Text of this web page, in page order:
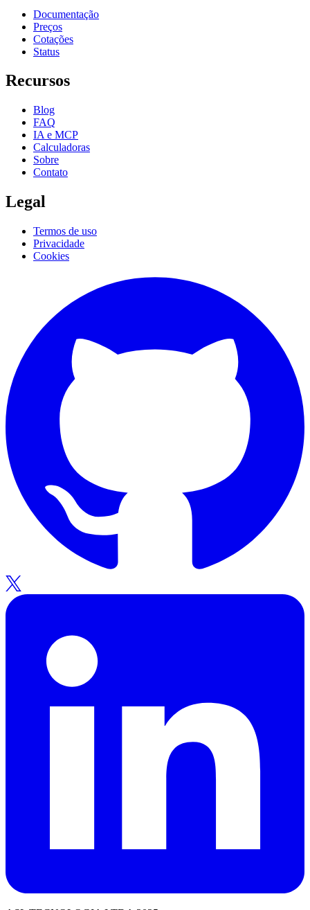
Documentação
Preços
Cotações
Status
Recursos
Blog
FAQ
IA e MCP
Calculadoras
Sobre
Contato
Legal
Termos de uso
Privacidade
Cookies